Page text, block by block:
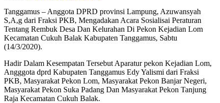
Tanggamus – Anggota DPRD provinsi Lampung, Azuwansyah
S,A,g dari Fraksi PKB, Mengadakan Acara Sosialisai Peraturan
Tentang Rembuk Desa Dan Kelurahan Di Pekon Kejadian Lom
Kecamatan Cukuh Balak Kabupaten Tanggamus, Sabtu
(14/3/2020).
Hadir Dalam Kesempatan Tersebut Aparatur pekon Kejadian Lom,
Angggota dprd Kabupaten Tanggamus Edy Yalismi dari Fraksi
PKB, Masyarakat Pekon Lom, Masyarakat Pekon Banjar Negeri,
Masyarakat Pekon Suka Padang Dan Masyarakat Pekon Tanjung
Raja Kecamatan Cukuh Balak.